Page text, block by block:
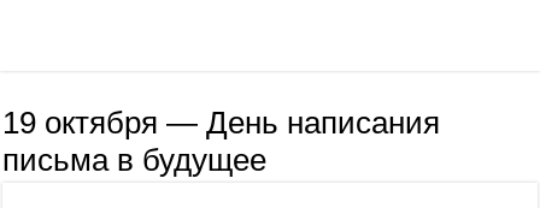
19 октября — День написания
письма в будущее